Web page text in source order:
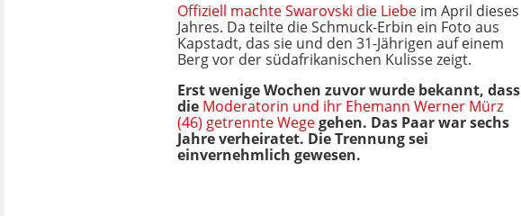
Offiziell machte Swarovski die Liebe im April dieses
Jahres. Da teilte die Schmuck-Erbin ein Foto aus
Kapstadt, das sie und den 31-Jährigen auf einem
Berg vor der südafrikanischen Kulisse zeigt.
Erst wenige Wochen zuvor wurde bekannt, dass
die Moderatorin und ihr Ehemann Werner Mürz
(46) getrennte Wegegehen. Das Paar war sechs
Jahre verheiratet. Die Trennung sei
einvernehmlich gewesen.